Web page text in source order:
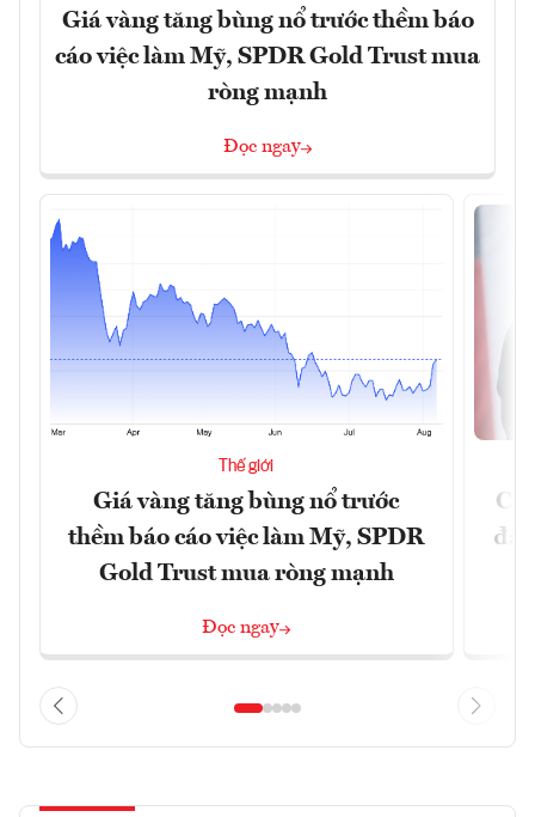
Giá vàng tăng bùng nổ trước thềm báo
cáo việc làm Mỹ, SPDR Gold Trust mua
ròng mạnh
Đọc ngay
Thế giới
Giá vàng tăng bùng nổ trước
thềm báo cáo việc làm Mỹ, SPDR
Gold Trust mua ròng mạnh
Đọc ngay
đã